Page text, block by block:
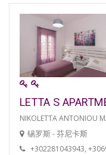
LETTA S
NIKOLETTA ANTONIOU
锡罗斯 - 芬尼卡斯
+302281043943,